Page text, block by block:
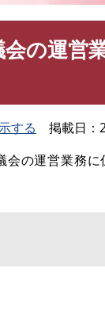
の運営
する 掲載日
会の運営業務